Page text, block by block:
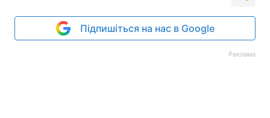
Підпишіться на нас в Google
Реклама